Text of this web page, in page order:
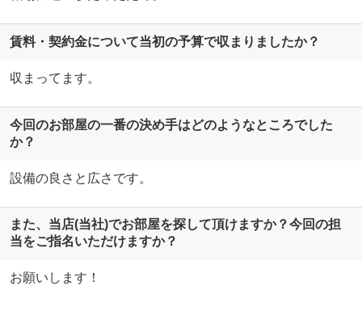
賃料・契約金について当初の予算で収まりましたか？
収まってます。
今回のお部屋の一番の決め手はどのようなところでした
か？
設備の良さと広さです。
また、当店(当社)でお部屋を探して頂けますか？今回の担
当をご指名いただけますか？
お願いします！